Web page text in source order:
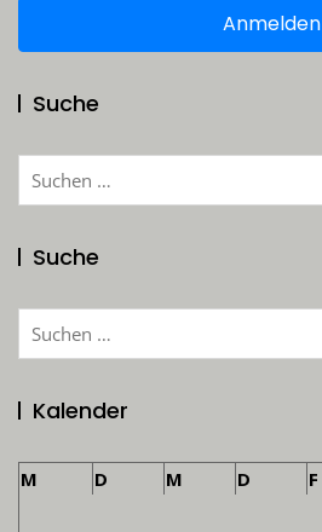
Anmelden
Suche
Suchen
Suche
Suchen
Kalender
M D M D F